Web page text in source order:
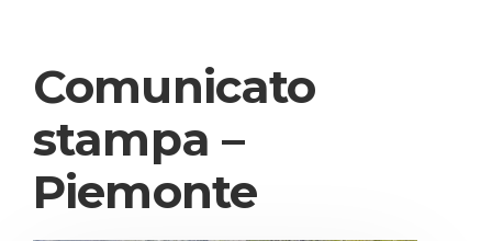
Comunicato
stampa –
Piemonte